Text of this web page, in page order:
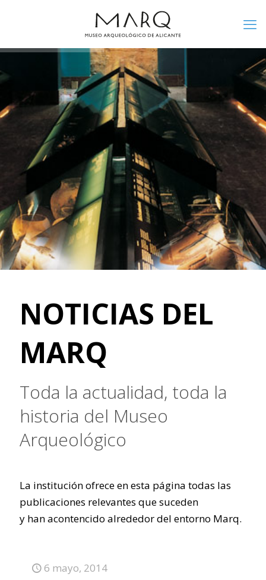
NOTICIAS DEL
MARQ
Toda la actualidad, toda la
historia del Museo
Arqueológico
La institución ofrece en esta página todas las
publicaciones relevantes que suceden
y han acontencido alrededor del entorno Marq.
6 mayo, 2014